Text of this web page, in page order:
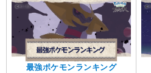
最強ポケモンランキング